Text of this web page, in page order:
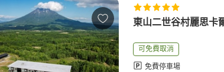
東山二世谷村麗思卡
可免費取消
免費停車場